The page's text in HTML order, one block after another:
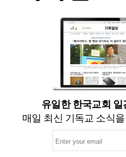
유일한 한국교회
매일 최신 기독교 소식
교단/단체 연합기구
재확산 여파,